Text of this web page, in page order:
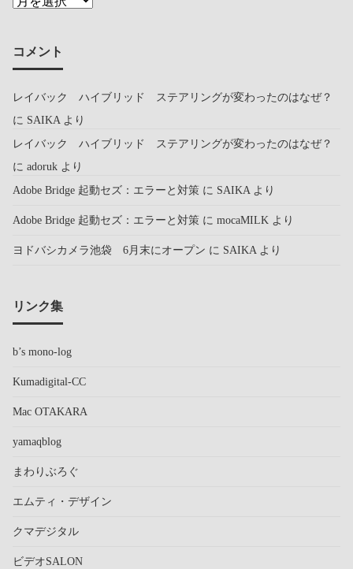
コメント
レイバック ハイブリッド ステアリングが変わったのはなぜ？
に SAIKA より
レイバック ハイブリッド ステアリングが変わったのはなぜ？
に adoruk より
Adobe Bridge 起動セズ：エラーと対策 に SAIKA より
Adobe Bridge 起動セズ：エラーと対策 に mocaMILK より
ヨドバシカメラ池袋 6月末にオープン に SAIKA より
リンク集
b’s mono-log
Kumadigital-CC
Mac OTAKARA
yamaqblog
まわりぶろぐ
エムティ・デザイン
クマデジタル
ビデオSALON